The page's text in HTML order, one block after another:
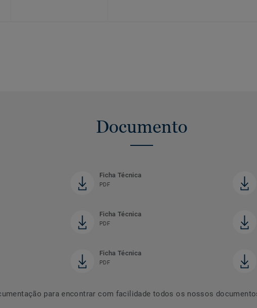
Documento
Ficha Técnica
PDF
Ficha Técnica
PDF
Ficha Técnica
PDF
para encontrar com facilidade todos os nossos